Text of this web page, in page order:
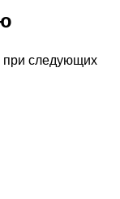
при следующих